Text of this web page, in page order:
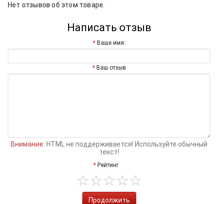
Нет отзывов об этом товаре.
Написать отзыв
Ваше имя:
Ваш отзыв
Внимание: HTML не поддерживается! Используйте обычный
текст!
Рейтинг
Продолжить